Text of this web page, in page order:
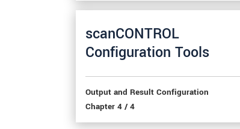
scanCONTROL
Configuration Tools
Output and Result Configuration
Chapter 4 / 4